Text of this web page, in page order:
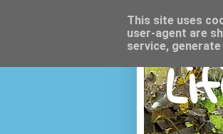
This site uses
user-agent are
service,